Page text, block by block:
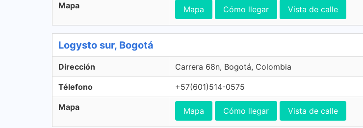
Mapa Mapa Cómo llegar Vista de calle
Logysto sur, Bogotá
Dirección Carrera 68n, Bogotá, Colombia
Télefono +57(601)514-0575
Mapa Mapa Cómo llegar Vista de calle